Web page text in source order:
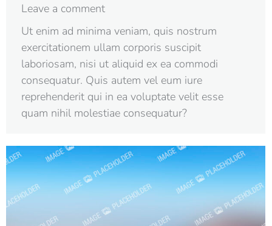
Leave a comment
Ut enim ad minima veniam, quis nostrum
exercitationem ullam corporis suscipit
laboriosam, nisi ut aliquid ex ea commodi
consequatur. Quis autem vel eum iure
reprehenderit qui in ea voluptate velit esse
quam nihil molestiae consequatur?